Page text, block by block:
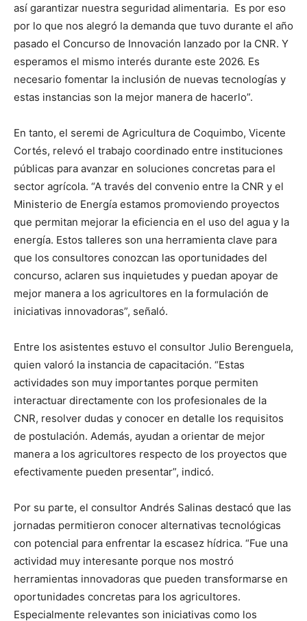
así garantizar nuestra seguridad alimentaria. Es por eso
por lo que nos alegró la demanda que tuvo durante el año
pasado el Concurso de Innovación lanzado por la CNR. Y
esperamos el mismo interés durante este 2026. Es
necesario fomentar la inclusión de nuevas tecnologías y
estas instancias son la mejor manera de hacerlo”.
En tanto, el seremi de Agricultura de Coquimbo, Vicente
Cortés, relevó el trabajo coordinado entre instituciones
públicas para avanzar en soluciones concretas para el
sector agrícola. “A través del convenio entre la CNR y el
Ministerio de Energía estamos promoviendo proyectos
que permitan mejorar la eficiencia en el uso del agua y la
energía. Estos talleres son una herramienta clave para
que los consultores conozcan las oportunidades del
concurso, aclaren sus inquietudes y puedan apoyar de
mejor manera a los agricultores en la formulación de
iniciativas innovadoras”, señaló.
Entre los asistentes estuvo el consultor Julio Berenguela,
quien valoró la instancia de capacitación. “Estas
actividades son muy importantes porque permiten
interactuar directamente con los profesionales de la
CNR, resolver dudas y conocer en detalle los requisitos
de postulación. Además, ayudan a orientar de mejor
manera a los agricultores respecto de los proyectos que
efectivamente pueden presentar”, indicó.
Por su parte, el consultor Andrés Salinas destacó que las
jornadas permitieron conocer alternativas tecnológicas
con potencial para enfrentar la escasez hídrica. “Fue una
actividad muy interesante porque nos mostró
herramientas innovadoras que pueden transformarse en
oportunidades concretas para los agricultores.
Especialmente relevantes son iniciativas como los